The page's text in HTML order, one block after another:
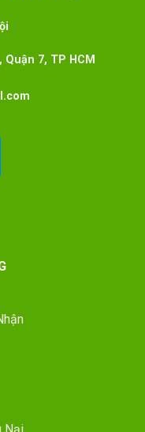
Quận 7, TP HCM